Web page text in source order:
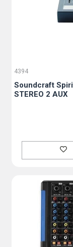
4394
Soundcraft
STEREO 2 AUX